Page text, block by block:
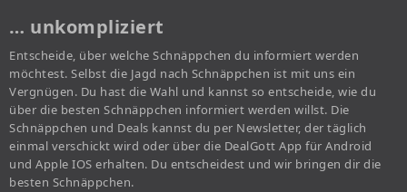
… unkompliziert
Entscheide, über welche Schnäppchen du informiert werden
möchtest. Selbst die Jagd nach Schnäppchen ist mit uns ein
Vergnügen. Du hast die Wahl und kannst so entscheide, wie du
über die besten Schnäppchen informiert werden willst. Die
Schnäppchen und Deals kannst du per Newsletter, der täglich
einmal verschickt wird oder über die DealGott App für Android
und Apple IOS erhalten. Du entscheidest und wir bringen dir die
besten Schnäppchen.